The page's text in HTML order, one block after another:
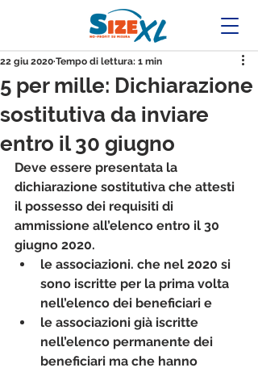
5 per mille: Dichiarazione
sostitutiva da inviare
entro il 30 giugno
22 giu 2020 Tempo di lettura: 1 min
Deve essere presentata la
dichiarazione sostitutiva che attesti
il possesso dei requisiti di
ammissione all’elenco entro il 30
giugno 2020.
le associazioni. che nel 2020 si
sono iscritte per la prima volta
nell’elenco dei beneficiari e
le associazioni già iscritte
nell’elenco permanente dei
beneficiari ma che hanno